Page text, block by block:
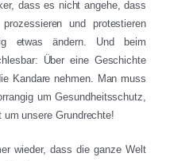
dass es nicht angehe, dass
und protestieren
etwas ändern. Und beim
Über eine Geschichte
Kandare nehmen. Man muss
um Gesundheitsschutz,
unsere Grundrechte!
wieder, dass die ganze Welt